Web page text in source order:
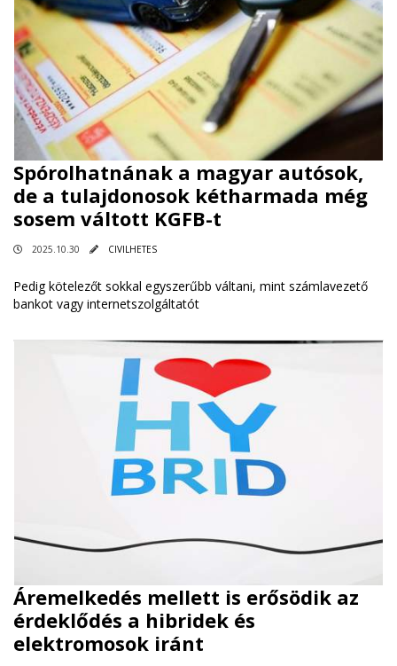
Spórolhatnának a magyar autósok,
de a tulajdonosok kétharmada még
sosem váltott KGFB-t
2025.10.30 CIVILHETES
Pedig kötelezőt sokkal egyszerűbb váltani, mint számlavezető
bankot vagy internetszolgáltatót
Áremelkedés mellett is erősödik az
érdeklődés a hibridek és
elektromosok iránt